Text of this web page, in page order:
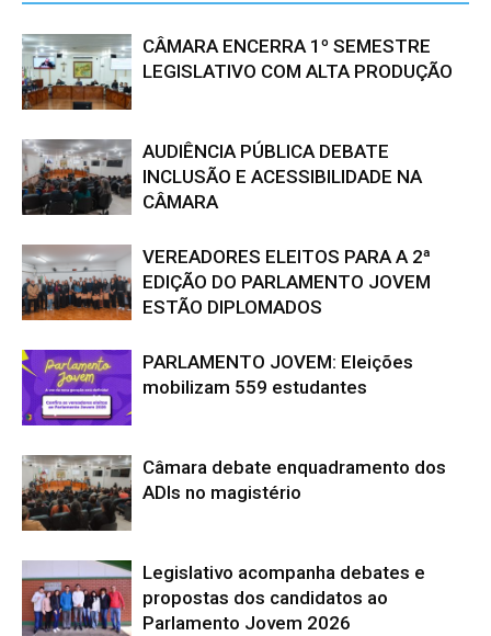
CÂMARA ENCERRA 1º SEMESTRE
LEGISLATIVO COM ALTA PRODUÇÃO
AUDIÊNCIA PÚBLICA DEBATE
INCLUSÃO E ACESSIBILIDADE NA
CÂMARA
VEREADORES ELEITOS PARA A 2ª
EDIÇÃO DO PARLAMENTO JOVEM
ESTÃO DIPLOMADOS
PARLAMENTO JOVEM: Eleições
mobilizam 559 estudantes
Câmara debate enquadramento dos
ADIs no magistério
Legislativo acompanha debates e
propostas dos candidatos ao
Parlamento Jovem 2026